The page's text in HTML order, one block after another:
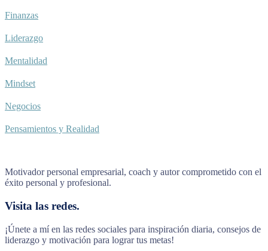
Finanzas
Liderazgo
Mentalidad
Mindset
Negocios
Pensamientos y Realidad
Motivador personal empresarial, coach y autor comprometido con el
éxito personal y profesional.
Visita las redes.
¡Únete a mí en las redes sociales para inspiración diaria, consejos de
liderazgo y motivación para lograr tus metas!